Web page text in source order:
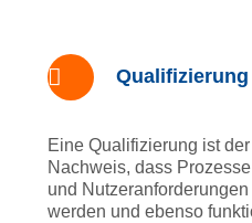
Qualifizierung
Eine Qualifizierung ist
Nachweis, dass
und
werden und ebenso